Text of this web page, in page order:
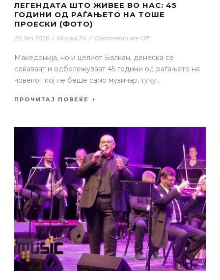
ЛЕГЕНДАТА ШТО ЖИВЕЕ ВО НАС: 45
ГОДИНИ ОД РАЃАЊЕТО НА ТОШЕ
ПРОЕСКИ (ФОТО)
25 Jan 2026 / Muzika 24 / Comments are Off
Македонија, но и целиот Балкан, денеска се
сеќаваат и одбележуваат 45 години од раѓањето на
човекот кој не беше само музичар, туку...
ПРОЧИТАЈ ПОВЕЌЕ